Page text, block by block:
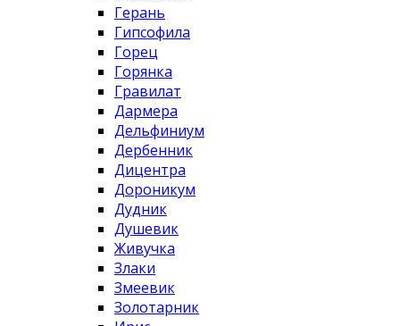
Герань
Гипсофила
Горец
Горянка
Гравилат
Дармера
Дельфиниум
Дербенник
Дицентра
Дороникум
Дудник
Душевик
Живучка
Злаки
Змеевик
Золотарник